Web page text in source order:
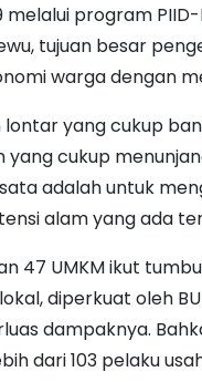
melalui program
tujuan besar
warga dengan
yang cukup
cukup
adalah untuk
alam yang ada
47 UMKM ikut
diperkuat oleh
dampaknya.
dari 103 pelaku